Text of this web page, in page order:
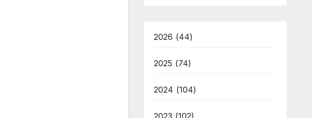
2026 (44)
2025 (74)
2024 (104)
2023 (102)